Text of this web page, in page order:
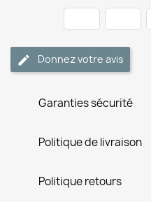
Donnez votre avis
Garanties sécurité
Politique de livraison
Politique retours